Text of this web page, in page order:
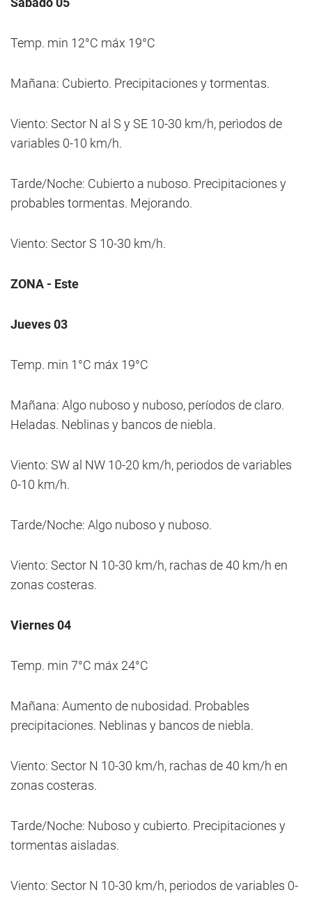
Temp. min 12°C máx 19°C
Mañana: Cubierto. Precipitaciones y tormentas.
Viento: Sector N al S y SE 10-30 km/h, perìodos de
variables 0-10 km/h.
Tarde/Noche: Cubierto a nuboso. Precipitaciones y
probables tormentas. Mejorando.
Viento: Sector S 10-30 km/h.
ZONA - Este
Jueves 03
Temp. min 1°C máx 19°C
Mañana: Algo nuboso y nuboso, períodos de claro.
Heladas. Neblinas y bancos de niebla.
Viento: SW al NW 10-20 km/h, periodos de variables
0-10 km/h.
Tarde/Noche: Algo nuboso y nuboso.
Viento: Sector N 10-30 km/h, rachas de 40 km/h en
zonas costeras.
Viernes 04
Temp. min 7°C máx 24°C
Mañana: Aumento de nubosidad. Probables
precipitaciones. Neblinas y bancos de niebla.
Viento: Sector N 10-30 km/h, rachas de 40 km/h en
zonas costeras.
Tarde/Noche: Nuboso y cubierto. Precipitaciones y
tormentas aisladas.
Viento: Sector N 10-30 km/h, periodos de variables 0-